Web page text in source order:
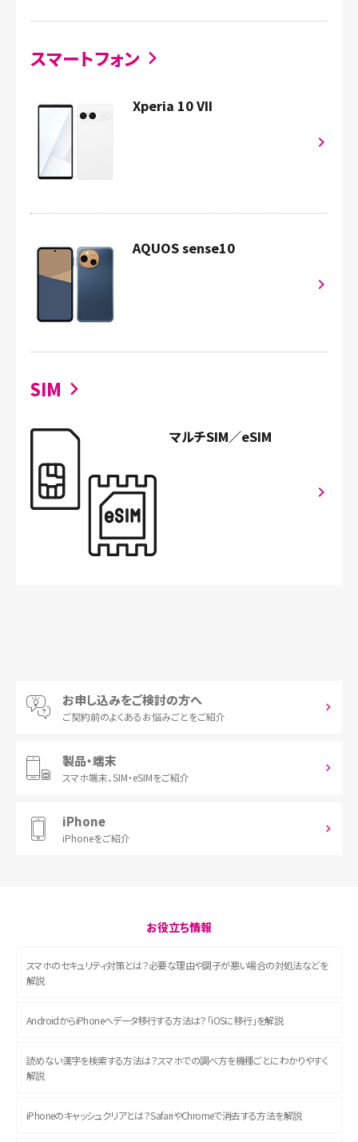
スマートフォン
Xperia 10 VII
AQUOS sense10
SIM
マルチSIM／eSIM
お申し込みをご検討の方へ
ご契約前のよくあるお悩みごとをご紹介
製品・端末
スマホ端末、SIM・eSIMをご紹介
iPhone
iPhoneをご紹介
お役立ち情報
スマホのセキュリティ対策とは？必要な理由や調子が悪い場合の対処法などを
解説
AndroidからiPhoneへデータ移行する方法は？「iOSに移行」を解説
読めない漢字を検索する方法は？スマホでの調べ方を機種ごとにわかりやすく
解説
iPhoneのキャッシュクリアとは？SafariやChromeで消去する方法を解説